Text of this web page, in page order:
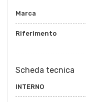
Marca
Riferimento
Scheda tecnica
INTERNO